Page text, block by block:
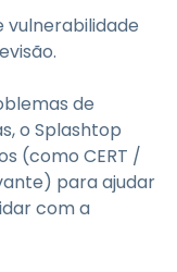
vulnerabilidade
de
o Splashtop
(como CERT /
para ajudar
com a